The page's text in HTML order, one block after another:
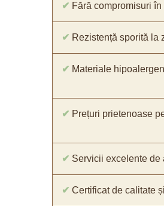
✔ Fără compromisuri
✔ Rezistență sporită la
✔ Materiale
✔ Prețuri prietenoase
✔ Servicii excelente de
✔ Certificat de calitate